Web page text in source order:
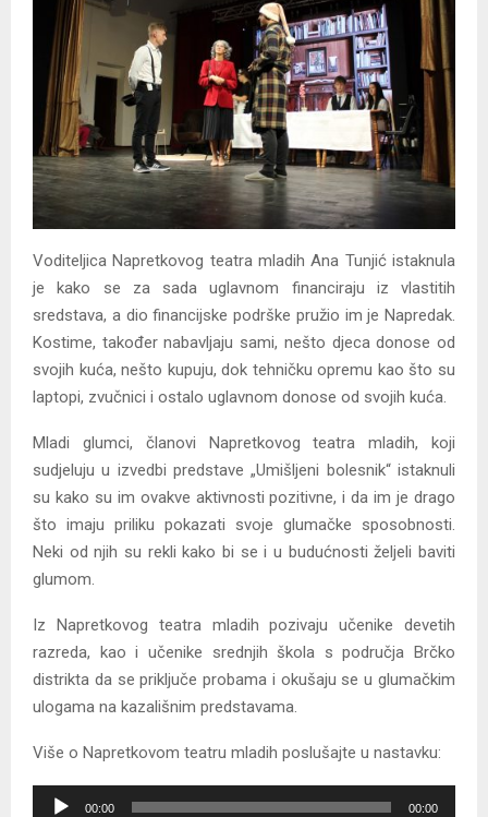
Voditeljica Napretkovog teatra mladih Ana Tunjić istaknula
je kako se za sada uglavnom financiraju iz vlastitih
sredstava, a dio financijske podrške pružio im je Napredak.
Kostime, također nabavljaju sami, nešto djeca donose od
svojih kuća, nešto kupuju, dok tehničku opremu kao što su
laptopi, zvučnici i ostalo uglavnom donose od svojih kuća.
Mladi glumci, članovi Napretkovog teatra mladih, koji
sudjeluju u izvedbi predstave „Umišljeni bolesnik“ istaknuli
su kako su im ovakve aktivnosti pozitivne, i da im je drago
što imaju priliku pokazati svoje glumačke sposobnosti.
Neki od njih su rekli kako bi se i u budućnosti željeli baviti
glumom.
Iz Napretkovog teatra mladih pozivaju učenike devetih
razreda, kao i učenike srednjih škola s područja Brčko
distrikta da se priključe probama i okušaju se u glumačkim
ulogama na kazališnim predstavama.
Više o Napretkovom teatru mladih poslušajte u nastavku:
00:00 00:00